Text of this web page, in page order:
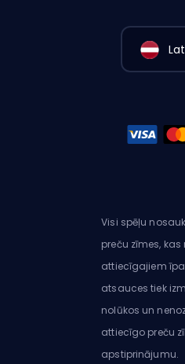
Visi spēļu
preču zīmes,
attiecīgajiem
atsauces tiek
nolūkos un
attiecīgo preču
apstiprinājumu.